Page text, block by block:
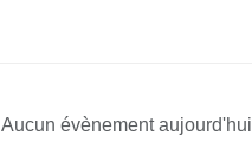
Aucun évènement aujourd'hui